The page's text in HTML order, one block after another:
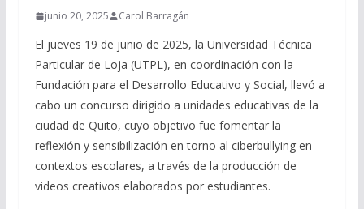
junio 20, 2025 Carol Barragán
El jueves 19 de junio de 2025, la Universidad Técnica
Particular de Loja (UTPL), en coordinación con la
Fundación para el Desarrollo Educativo y Social, llevó a
cabo un concurso dirigido a unidades educativas de la
ciudad de Quito, cuyo objetivo fue fomentar la
reflexión y sensibilización en torno al ciberbullying en
contextos escolares, a través de la producción de
videos creativos elaborados por estudiantes.